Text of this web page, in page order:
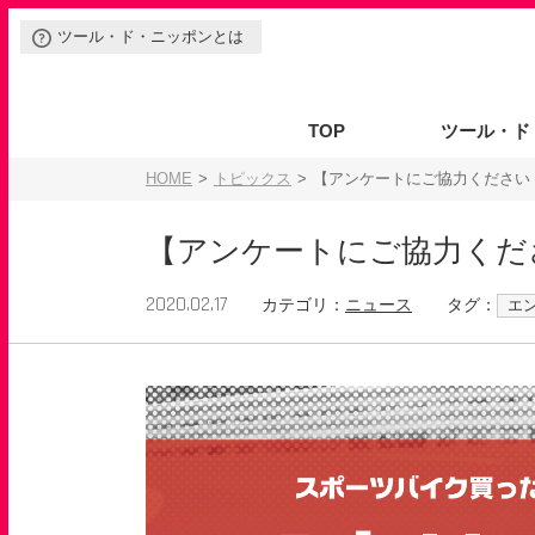
ツール・ド・ニッポンとは
TOP
ツール・
安全ポリシー
協賛出展をご検討の方 開催をご検討の方
HOME トピックス 【アンケートにご協力くださ
【アンケートにご協力く
2020.02.17 カテゴリ： ニュース タグ： エ